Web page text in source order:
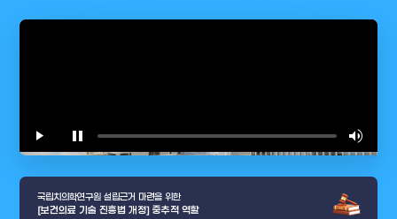
play_arrow pause volume_up
국립치의학연구원 설립근거 마련을 위한
[보건의료 기술 진흥법 개정] 중추적 역할